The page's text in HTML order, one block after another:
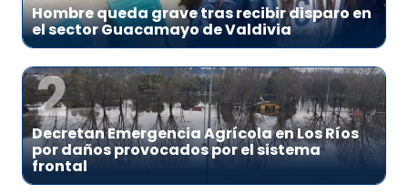
Hombre queda grave tras recibir disparo en
el sector Guacamayo de Valdivia
2
Decretan Emergencia Agrícola en Los Ríos
por daños provocados por el sistema
frontal